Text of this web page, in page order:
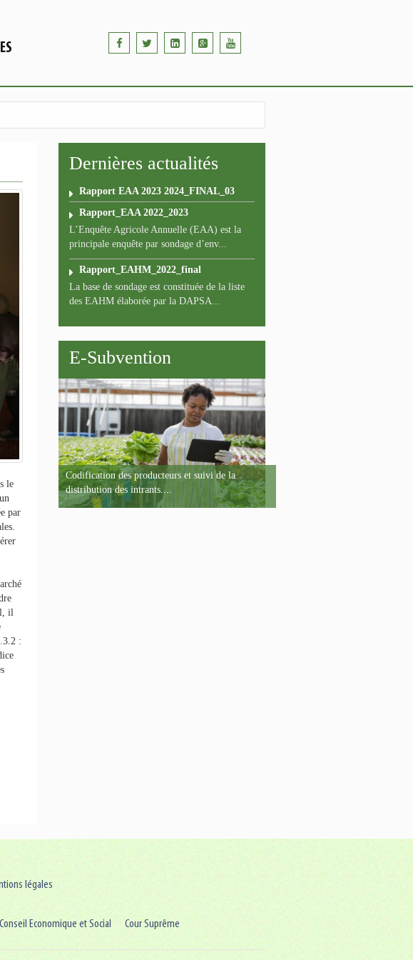
le
par
il
:
Dernières actualités
Rapport EAA 2023 2024_FINAL_03
Rapport_EAA 2022_2023
L’Enquête Agricole Annuelle (EAA) est la
principale enquête par sondage d’env...
Rapport_EAHM_2022_final
La base de sondage est constituée de la liste
des EAHM élaborée par la DAPSA...
E-Subvention
Codification des producteurs et suivi de la
distribution des intrants....
légales
Conseil Economique et Social Cour Suprême